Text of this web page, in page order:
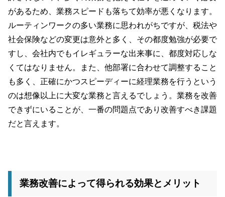
があるため、業務スピードも落ちて効率が悪くなります。
ルーティンワークの多い業務に思われがちですが、税法や
社会保険などの変更は意外と多く、その都度勉強が必要で
すし、会社内でもイレギュラーな出来事に、都度対応しな
くてはなりません。また、他部署に合わせて調整すること
も多く、正確にかつスピーディーに経理業務を行うという
のは想像以上に大変な業務と言えるでしょう。業務を改善
できずにいることが、一番の問題点であり改善すべき課題
だと言えます。
業務改善によって得られる効果とメリット